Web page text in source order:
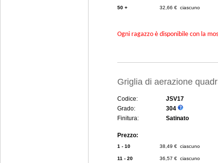
50 + 32,66 € ciascuno
Ogni ragazzo è disponibile con la
Griglia di aerazione
Codice:
JSV17
Grado:
304
Finitura:
Satinato
Prezzo:
1 - 10 38,49 € ciascuno
11 - 20 36,57 € ciascuno